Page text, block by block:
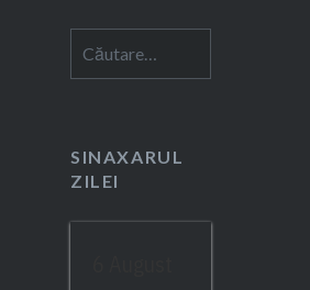
după:
SINAXARUL
ZILEI